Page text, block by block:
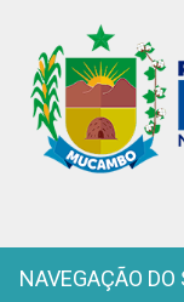
NAVEGAÇÃO DO